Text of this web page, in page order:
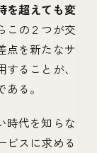
を超えても変
この２つが交
点を新たなサ
ることが、
る。
時代を知らな
ビスに求める